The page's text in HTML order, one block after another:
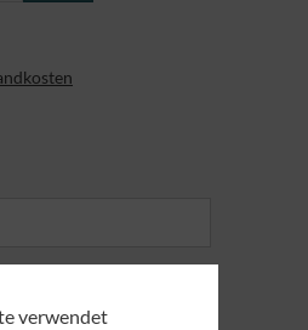
den gewünschten
verwendet